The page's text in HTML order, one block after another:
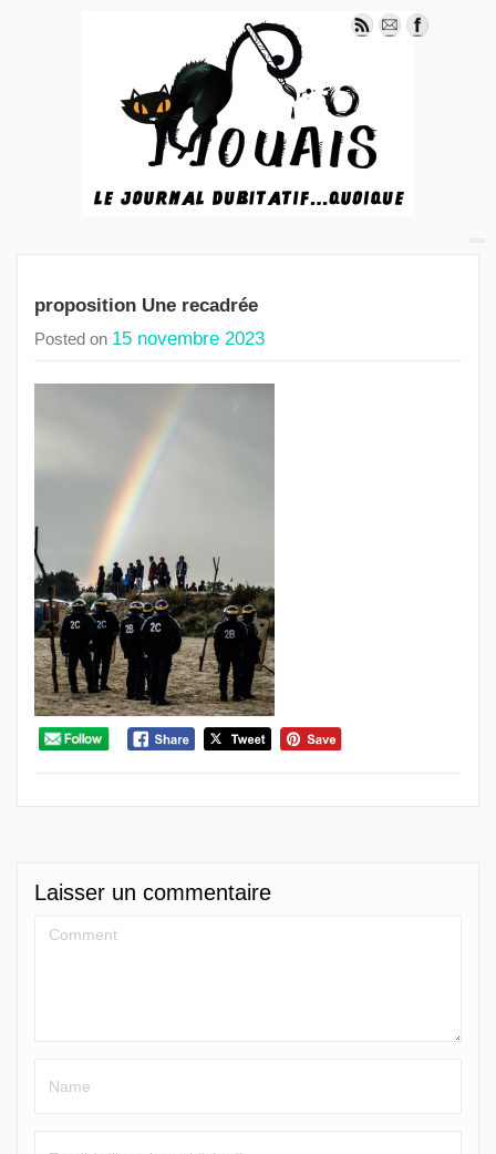
proposition Une recadrée
Posted on 15 novembre 2023
Laisser un commentaire